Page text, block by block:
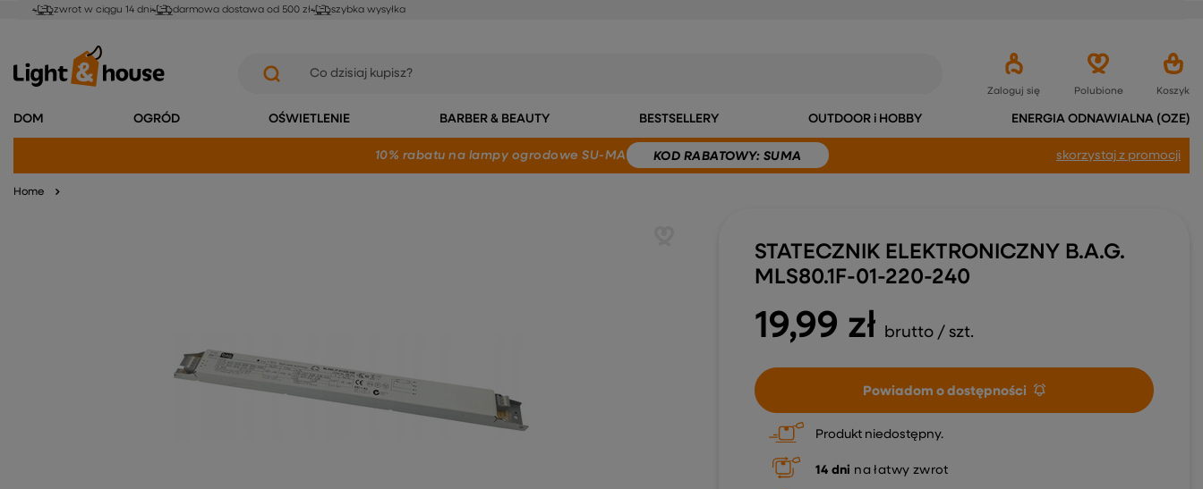
zwrot w ciągu 14 dni darmowa dostawa od 500 zł szybka wysyłka
Zaloguj się Polubione Koszyk
DOM OGRÓD OŚWIETLENIE BARBER & BEAUTY BESTSELLERY OUTDOOR i HOBBY ENERGIA ODNAWIALNA (OZE)
10% rabatu na lampy ogrodowe SU-MA KOD RABATOWY: SUMA skorzystaj z promocji
Home
19,99 zł brutto / szt.
Powiadom o dostępności
STATECZNIK ELEKTRONICZNY B.A.G.
MLS80.1F-01-220-240
Produkt niedostępny
14 dni na łatwy zwrot